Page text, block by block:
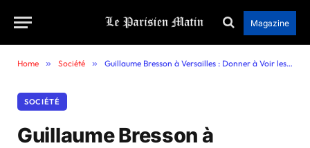
Magazine
Home » Société » Guillaume Bresson à Versailles : Donner à Voir les Invisibles
SOCIÉTÉ
Guillaume Bresson à